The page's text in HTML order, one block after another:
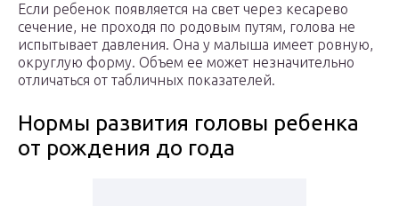
Если ребенок появляется на свет через кесарево
сечение, не проходя по родовым путям, голова не
испытывает давления. Она у малыша имеет ровную,
округлую форму. Объем ее может незначительно
отличаться от табличных показателей.
Нормы развития головы ребенка
от рождения до года